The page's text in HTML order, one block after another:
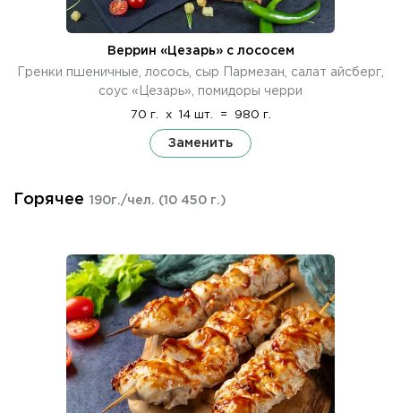
Веррин «Цезарь» с лососем
Гренки пшеничные, лосось, сыр Пармезан, салат айсберг,
соус «Цезарь», помидоры черри
70 г. x 14 шт. = 980 г.
Заменить
Горячее 190г./чел. (10 450 г.)